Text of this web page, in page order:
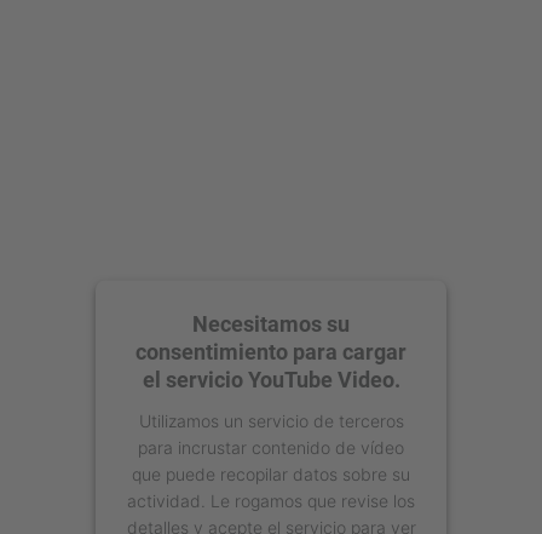
Necesitamos su
consentimiento para cargar
el servicio YouTube Video.
Utilizamos un servicio de terceros
para incrustar contenido de vídeo
que puede recopilar datos sobre su
actividad. Le rogamos que revise los
detalles y acepte el servicio para ver